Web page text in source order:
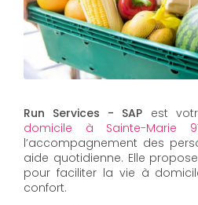
Run Services - SAP est
domicile à Sainte-Marie
l’accompagnement des
aide quotidienne. Elle
pour faciliter la vie à
confort.